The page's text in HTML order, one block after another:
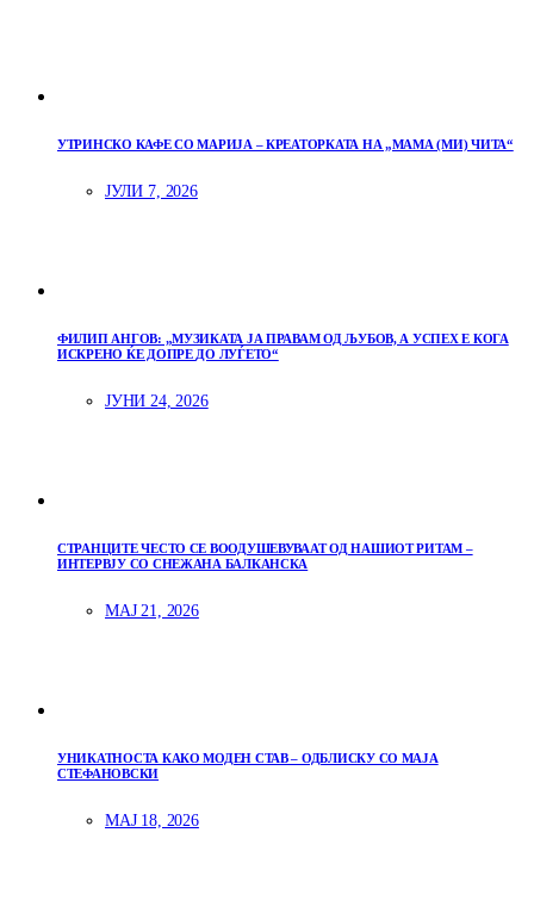
УТРИНСКО КАФЕ СО МАРИЈА – КРЕАТОРКАТА НА „МАМА (МИ) ЧИТА“
ЈУЛИ 7, 2026
ФИЛИП АНГОВ: „МУЗИКАТА ЈА ПРАВАМ ОД ЉУБОВ, А УСПЕХ Е КОГА
ИСКРЕНО ЌЕ ДОПРЕ ДО ЛУЃЕТО“
ЈУНИ 24, 2026
СТРАНЦИТЕ ЧЕСТО СЕ ВООДУШЕВУВААТ ОД НАШИОТ РИТАМ –
ИНТЕРВЈУ СО СНЕЖАНА БАЛКАНСКА
МАЈ 21, 2026
УНИКАТНОСТА КАКО МОДЕН СТАВ – ОДБЛИСКУ СО МАЈА
СТЕФАНОВСКИ
МАЈ 18, 2026